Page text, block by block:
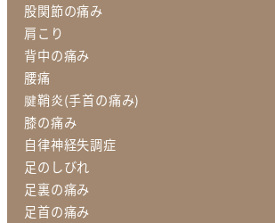
股関節の痛み
肩こり
背中の痛み
腰痛
腱鞘炎(手首の痛み)
膝の痛み
自律神経失調症
足のしびれ
足裏の痛み
足首の痛み